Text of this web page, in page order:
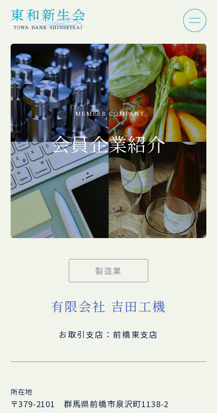
MEMBER COMPANY
会員企業紹介
製造業
有限会社 吉田工機
お取引支店：前橋東支店
所在地
〒379-2101 群馬県前橋市泉沢町1138-2